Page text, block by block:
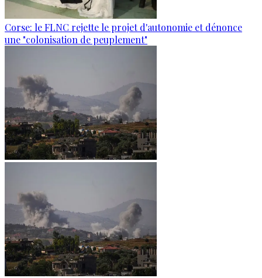
Corse: le FLNC rejette le projet d'autonomie et dénonce
une "colonisation de peuplement"